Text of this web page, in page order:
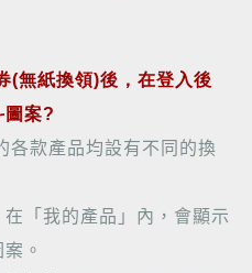
(無紙換領)後，在登入後
圖案?
各款產品均設有不同的換
「我的產品」內，會顯示
。